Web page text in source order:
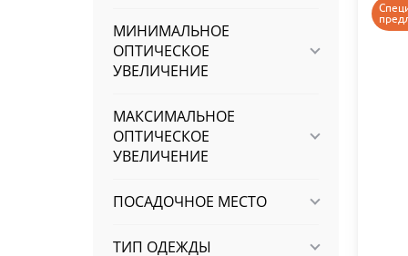
МИНИМАЛЬНОЕ
ОПТИЧЕСКОЕ
УВЕЛИЧЕНИЕ
МАКСИМАЛЬНОЕ
ОПТИЧЕСКОЕ
УВЕЛИЧЕНИЕ
ПОСАДОЧНОЕ МЕСТО
ТИП ОДЕЖДЫ